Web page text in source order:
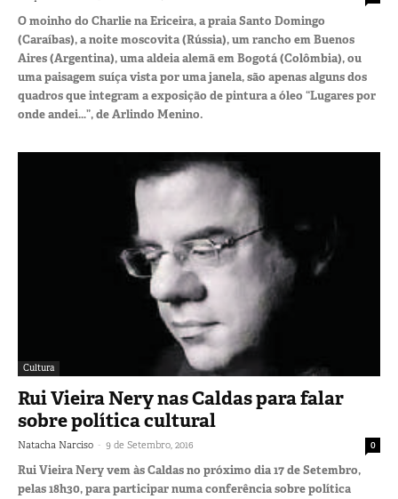
O moinho do Charlie na Ericeira, a praia Santo Domingo
(Caraíbas), a noite moscovita (Rússia), um rancho em Buenos
Aires (Argentina), uma aldeia alemã em Bogotá (Colômbia), ou
uma paisagem suíça vista por uma janela, são apenas alguns dos
quadros que integram a exposição de pintura a óleo “Lugares por
onde andei…”, de Arlindo Menino.
Cultura
Rui Vieira Nery nas Caldas para falar
sobre política cultural
Natacha Narciso - 9 de Setembro, 2016 0
Rui Vieira Nery vem às Caldas no próximo dia 17 de Setembro,
pelas 18h30, para participar numa conferência sobre política